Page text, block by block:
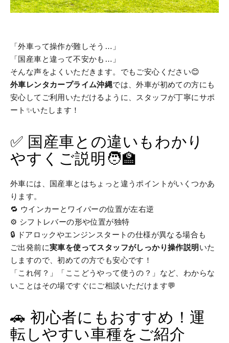
「外車って操作が難しそう…」
「国産車と違って不安かも…」
そんな声をよくいただきます。でもご安心ください😊
外車レンタカープライム沖縄では、外車が初めての方にも
安心してご利用いただけるように、スタッフが丁寧にサポ
ート✨いたします！
✅ 国産車との違いもわかり
やすくご説明🧑‍🏫
外車には、国産車とはちょっと違うポイントがいくつかあ
ります。
🔁 ウインカーとワイパーの位置が左右逆
⚙️ シフトレバーの形や位置が独特
🔒 ドアロックやエンジンスタートの仕様が異なる場合も
ご出発前に実車を使ってスタッフがしっかり操作説明 いた
しますので、初めての方でも安心です！
「これ何？」「ここどうやって使うの？」など、わからな
いことはその場ですぐにご相談いただけます💬
🚗 初心者にもおすすめ！運
転しやすい車種をご紹介